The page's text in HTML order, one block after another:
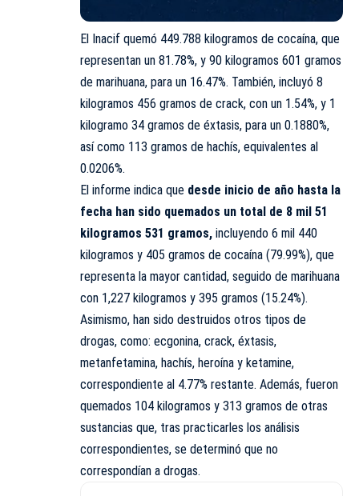
El Inacif quemó 449.788 kilogramos de cocaína, que
representan un 81.78%, y 90 kilogramos 601 gramos
de marihuana, para un 16.47%. También, incluyó 8
kilogramos 456 gramos de crack, con un 1.54%, y 1
kilogramo 34 gramos de éxtasis, para un 0.1880%,
así como 113 gramos de hachís, equivalentes al
0.0206%.
El informe indica que desde inicio de año hasta la
fecha han sido quemados un total de 8 mil 51
kilogramos 531 gramos, incluyendo 6 mil 440
kilogramos y 405 gramos de cocaína (79.99%), que
representa la mayor cantidad, seguido de marihuana
con 1,227 kilogramos y 395 gramos (15.24%).
Asimismo, han sido destruidos otros tipos de
drogas, como: ecgonina, crack, éxtasis,
metanfetamina, hachís, heroína y ketamine,
correspondiente al 4.77% restante. Además, fueron
quemados 104 kilogramos y 313 gramos de otras
sustancias que, tras practicarles los análisis
correspondientes, se determinó que no
correspondían a drogas.